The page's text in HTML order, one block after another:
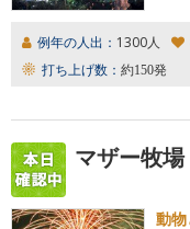
例年の人出： 1300人
打ち上げ数： 約150発
マザー牧
動